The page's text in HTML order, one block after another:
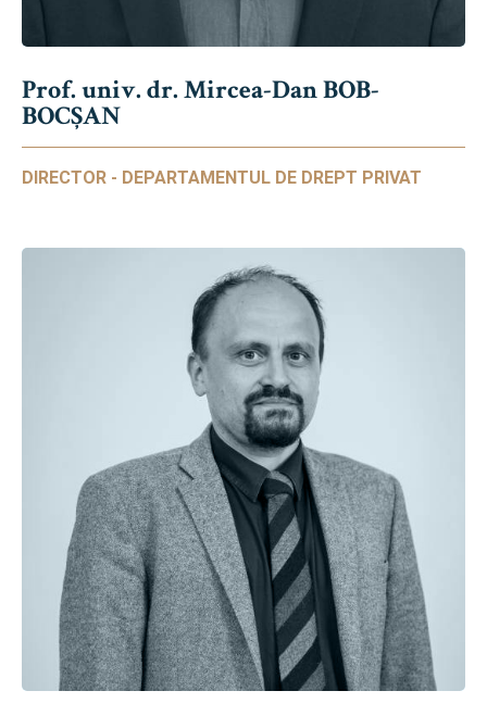
Prof. univ. dr. Mircea-Dan BOB-
BOCȘAN
DIRECTOR - DEPARTAMENTUL DE DREPT PRIVAT